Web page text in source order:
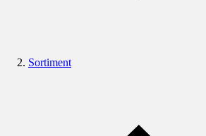
Sortiment